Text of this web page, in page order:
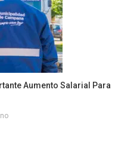
Aumento Salarial Para